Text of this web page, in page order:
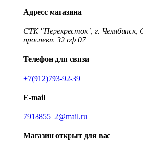
Адресс магазина
СТК "Перекресток", г. Челябинск,
проспект 32 оф 07
Телефон для связи
+7(912)793-92-39
E-mail
7918855_2@mail.ru
Магазин открыт для вас